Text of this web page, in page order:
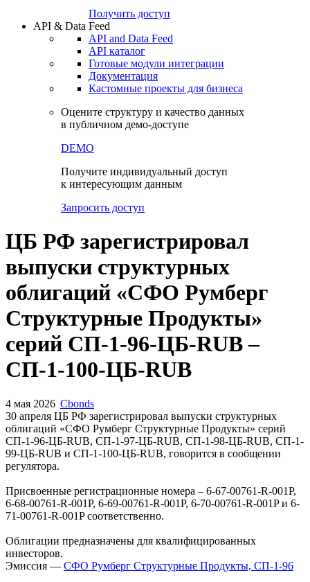
Получить доступ
API & Data Feed
API and Data Feed
API каталог
Готовые модули интеграции
Документация
Кастомные проекты для бизнеса
Оцените структуру и качество данных
в публичном демо-доступе
DEMO
Получите индивидуальный доступ
к интересующим данным
Запросить доступ
ЦБ РФ зарегистрировал
выпуски структурных
облигаций «СФО Румберг
Структурные Продукты»
серий СП-1-96-ЦБ-RUB –
СП-1-100-ЦБ-RUB
4 мая 2026 Cbonds
30 апреля ЦБ РФ зарегистрировал выпуски структурных
облигаций «СФО Румберг Структурные Продукты» серий
СП-1-96-ЦБ-RUB, СП-1-97-ЦБ-RUB, СП-1-98-ЦБ-RUB, СП-1-
99-ЦБ-RUB и СП-1-100-ЦБ-RUB, говорится в сообщении
регулятора.
Присвоенные регистрационные номера – 6-67-00761-R-001P,
6-68-00761-R-001P, 6-69-00761-R-001P, 6-70-00761-R-001P и 6-
71-00761-R-001P соответственно.
Облигации предназначены для квалифицированных
инвесторов.
Эмиссия — СФО Румберг Структурные Продукты, СП-1-96